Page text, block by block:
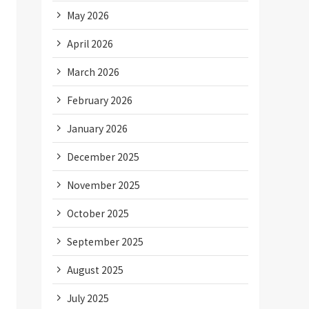
May 2026
April 2026
March 2026
February 2026
January 2026
December 2025
November 2025
October 2025
September 2025
August 2025
July 2025